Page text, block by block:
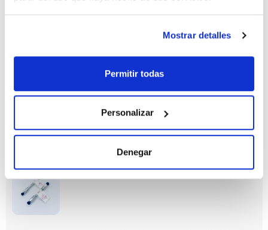
Mostrar detalles
Permitir todas
Personalizar
Denegar
Fase
BP
Tamaño de poro
(Å)
partícula (μm)
interno (mm)
150 1
P0BPC12115
x u.
Comprar
Ver stock